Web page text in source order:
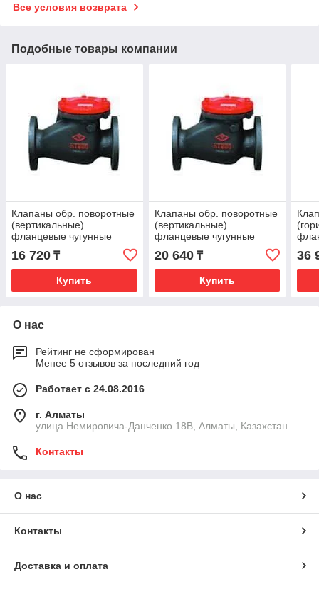
Все условия возврата
Подобные товары компании
Клапаны обр. поворотные
(вертикальные)
фланцевые чугунные
16ч16р Ду-50
16 720 ₸
Купить
Клапаны обр. поворотные
(вертикальные)
фланцевые чугунные
16ч16р Ду-65
20 640₸
Купить
36
О нас
Рейтинг не сформирован
Менее 5 отзывов за последний год
Работает с 24.08.2016
г. Алматы
улица Немировича-Данченко 18В, Алматы, Казахстан
Контакты
О нас
Контакты
Доставка и оплата